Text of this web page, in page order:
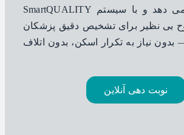
تا ۹۶٪ کاهش می دهد و با سیستم SmartQUALITY
بی نظیر برای تشخیص دقیق پزشکان
نیاز به تکرار اسکن، بدون اتلاف
نوبت دهی آنلاین